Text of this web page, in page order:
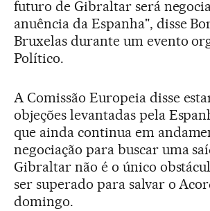
futuro de Gibraltar será
anuência da Espanha", disse
Bruxelas durante um evento
Político.
A Comissão Europeia disse
objeções levantadas pela
que ainda continua em
negociação para buscar uma
Gibraltar não é o único
ser superado para salvar o
domingo.